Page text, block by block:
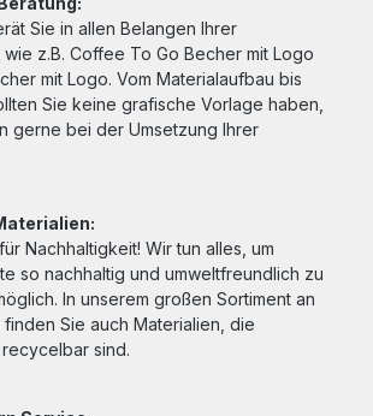
Sie in allen Belangen Ihrer
z.B. Coffee To Go Becher mit Logo
mit Logo. Vom Materialaufbau bis
Sie keine grafische Vorlage haben,
gerne bei der Umsetzung Ihrer
Nachhaltigkeit! Wir tun alles, um
so nachhaltig und umweltfreundlich zu
In unserem großen Sortiment an
Sie auch Materialien, die
sind.